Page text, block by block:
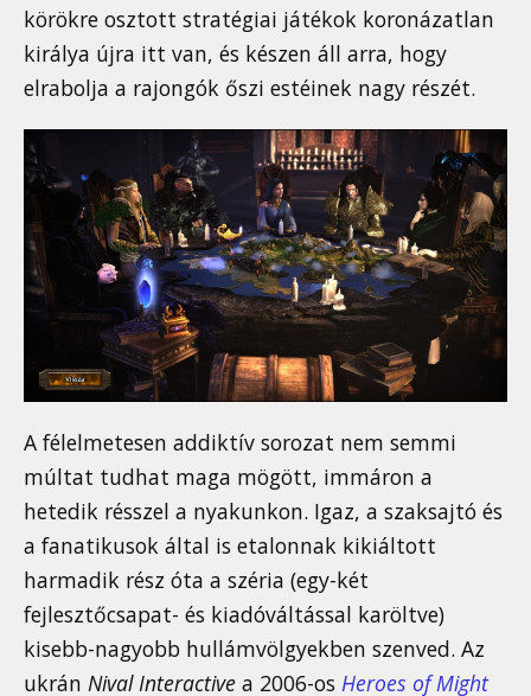
körökre osztott stratégiai játékok koronázatlan
királya újra itt van, és készen áll arra, hogy
elrabolja a rajongók őszi estéinek nagy részét.
A félelmetesen addiktív sorozat nem semmi
múltat tudhat maga mögött, immáron a
hetedik résszel a nyakunkon. Igaz, a szaksajtó és
a fanatikusok által is etalonnak kikiáltott
harmadik rész óta a széria (egy-két
fejlesztőcsapat- és kiadóváltással karöltve)
kisebb-nagyobb hullámvölgyekben szenved. Az
ukrán Nival Interactive a 2006-os Heroes of Might